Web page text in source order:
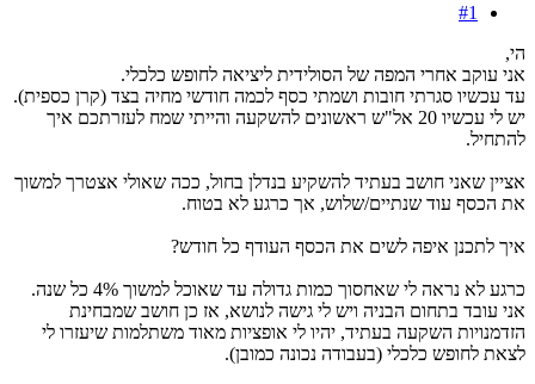
#1
הי,
אני עוקב אחרי המפה של הסולידית ליציאה לחופש כלכלי.
עד עכשיו סגרתי חובות ושמתי כסף לכמה חודשי מחיה בצד (קרן כספית).
יש לי עכשיו 20 אל"ש ראשונים להשקעה והייתי שמח לעזרתכם איך
להתחיל.
אציין שאני חושב בעתיד להשקיע בנדלן בחול, ככה שאולי אצטרך למשוך
את הכסף עוד שנתיים/שלוש, אך כרגע לא בטוח.
איך לתכנן איפה לשים את הכסף העודף כל חודש?
כרגע לא נראה לי שאחסוך כמות גדולה עד שאוכל למשוך 4% כל שנה.
אני עובד בתחום הבניה ויש לי גישה לנושא, אז כן חושב שמבחינת
הזדמנויות השקעה בעתיד, יהיו לי אופציות מאוד משתלמות שיעזרו לי
לצאת לחופש כלכלי (בעבודה נכונה כמובן).